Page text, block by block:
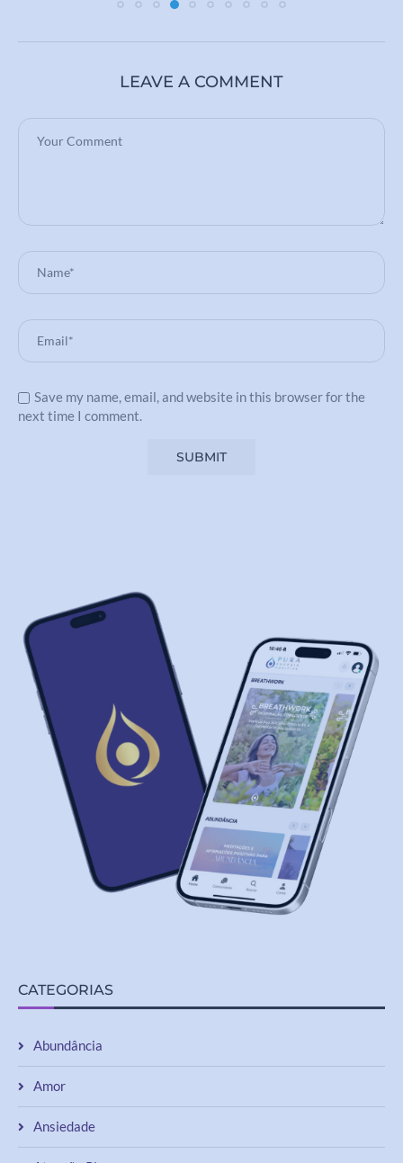
LEAVE A COMMENT
Save my name, email, and website in this browser for the
next time I comment.
CATEGORIAS
Abundância
Amor
Ansiedade